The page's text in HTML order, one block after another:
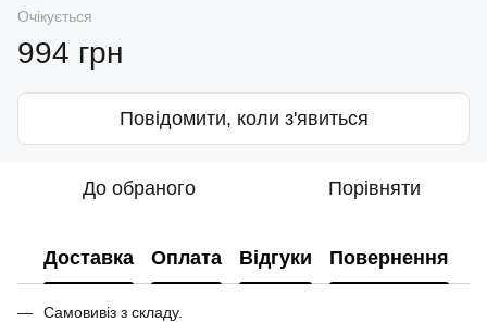
Очікується
994 грн
Повідомити, коли з'явиться
До обраного Порівняти
Доставка Оплата Відгуки Повернення
Самовивіз з складу.